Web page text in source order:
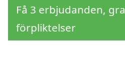
Få 3 erbjudanden,
förpliktelser